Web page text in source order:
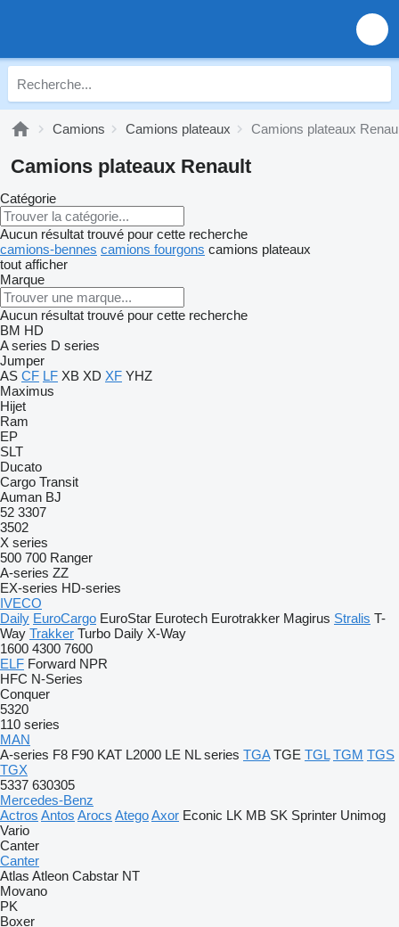
Camions Camions plateaux Camions plateaux
Camions plateaux Renault
Catégorie
Aucun résultat trouvé pour cette recherche
camions-bennes camions fourgons camions plateaux
tout afficher
Marque
Aucun résultat trouvé pour cette recherche
BM HD
A series D series
Jumper
AS CF LF XB XD XF YHZ
Maximus
Hijet
Ram
EP
SLT
Ducato
Cargo Transit
Auman BJ
52 3307
3502
X series
500 700 Ranger
A-series ZZ
EX-series HD-series
IVECO
Daily EuroCargo EuroStar Eurotech Eurotrakker Magirus Stralis T-
Way Trakker Turbo Daily X-Way
1600 4300 7600
ELF Forward NPR
HFC N-Series
Conquer
5320
110 series
MAN
A-series F8 F90 KAT L2000 LE NL series TGA TGE TGL TGM TGS
TGX
5337 630305
Mercedes-Benz
Actros Antos Arocs AtegoAxor Econic LK MB SK Sprinter Unimog
Vario
Canter
Canter
Atlas Atleon Cabstar NT
Movano
PK
Boxer